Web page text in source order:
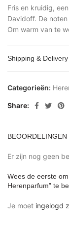
Fris en kruidig,
Davidoff. De
Om warm van te
Shipping & Delivery
Categorieën:
Share
BEOORDELINGEN
Er zijn nog geen
Wees de eerste
Herenparfum” te
Je moet ingelogd